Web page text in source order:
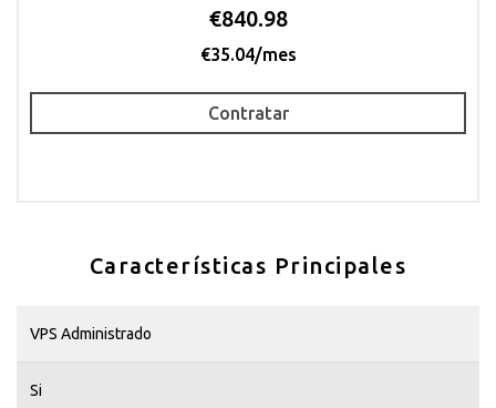
€840.98
€35.04/mes
Contratar
Características Principales
VPS Administrado
Si